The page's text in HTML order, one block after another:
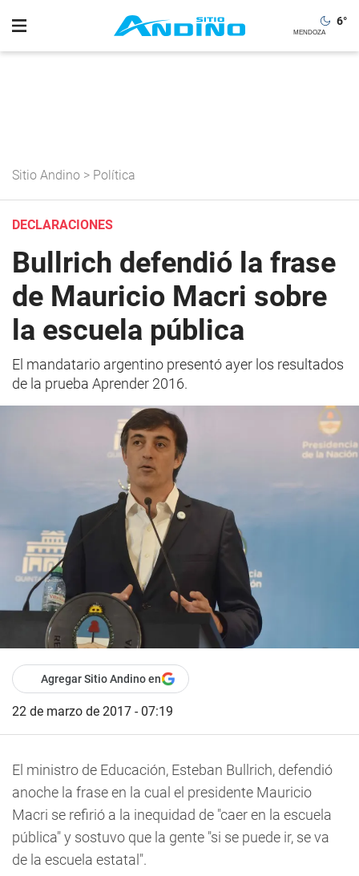
6°
Sitio Andino > Política
DECLARACIONES
Bullrich defendió la frase
de Mauricio Macri sobre
la escuela pública
El mandatario argentino presentó ayer los resultados
de la prueba Aprender 2016.
Agregar Sitio Andino en
22 de marzo de 2017 - 07:19
El ministro de Educación, Esteban Bullrich, defendió
anoche la frase en la cual el presidente Mauricio
Macri se refirió a la inequidad de "caer en la escuela
pública" y sostuvo que la gente "si se puede ir, se va
de la escuela estatal".